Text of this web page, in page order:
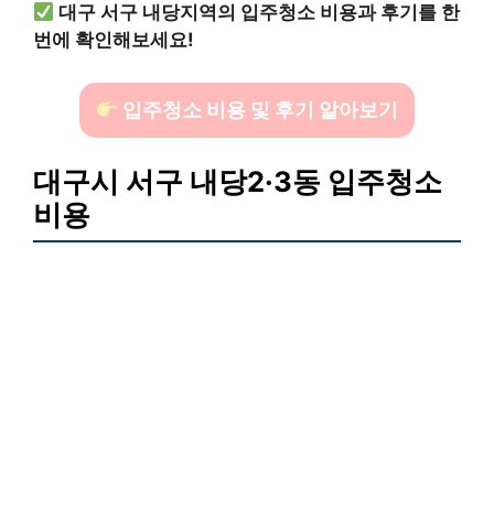
대구 서구 내당지역의 입주청소 비용과 후기를 한
번에 확인해보세요!
입주청소 비용 및 후기 알아보기
대구시 서구 내당2·3동 입주청소
비용